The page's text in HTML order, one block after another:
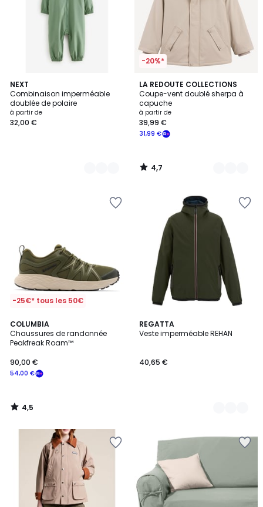
NEXT
Combinaison imperméable
doublée de polaire
Prix
à
à partir de
32,00 €
12
Couleurs
-20%*
LA REDOUTE COLLECTIONS
Coupe-vent doublé sherpa à
capuche
à partir de
31,99 €
39,99 €
4,7
/ 5
3
Couleurs
4,7
/
-25€* tous les 50€
COLUMBIA
Chaussures de randonnée
Peakfreak Roam™
54,00 €
90,00 €
4,5
/ 5
4,5
/
REGATTA
Veste imperméable REHAN
40,65 €
2
Couleurs